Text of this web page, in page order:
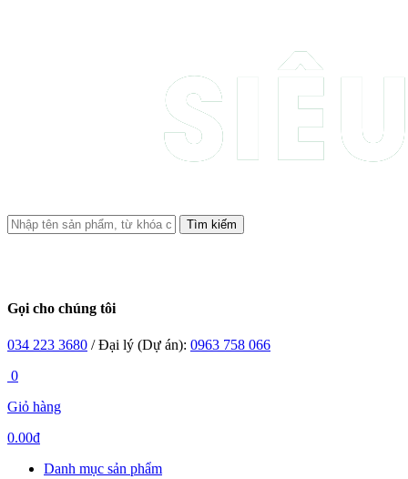
Tìm kiếm
Gọi cho chúng tôi
034 223 3680 / Đại lý (Dự án): 0963 758 066
0
Giỏ hàng
0.00đ
Danh mục sản phẩm